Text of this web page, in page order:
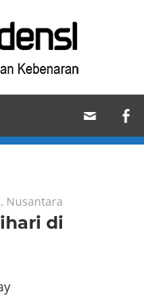
, Nusantara
di